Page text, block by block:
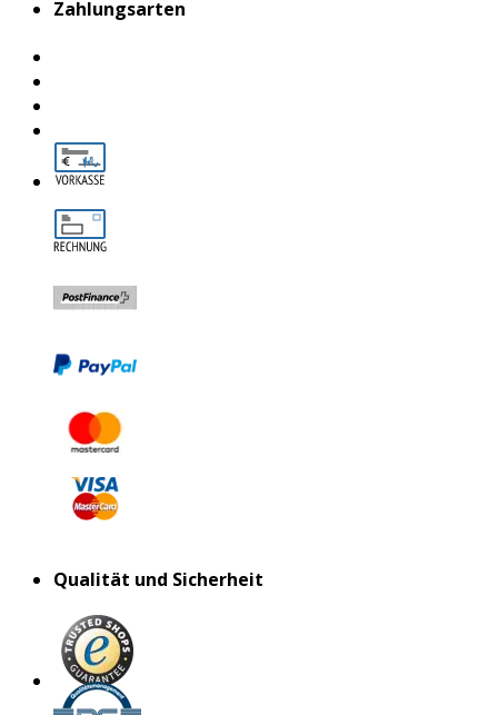
Zahlungsarten
Qualität und Sicherheit